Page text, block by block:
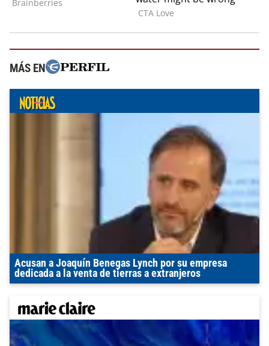
MÁS EN
Acusan a Joaquín Benegas Lynch por su empresa
dedicada a la venta de tierras a extranjeros